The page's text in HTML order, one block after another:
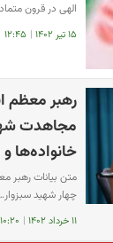
الهی در قرون
۱۵ تیر ۱۴۰۲ | ۱۲:۴۵
رهبر معظم
مجاهدت
خانواده‌ها
​متن بیانات رهبر
چهار شهید
۱۱ خرداد ۱۴۰۲ | ۱۰:۲۰